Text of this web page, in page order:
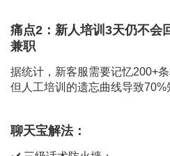
痛点2：新人培训3天仍不会
兼职
据统计，新客服需要记忆200+
但人工培训的遗忘曲线导致70%
聊天宝解法：